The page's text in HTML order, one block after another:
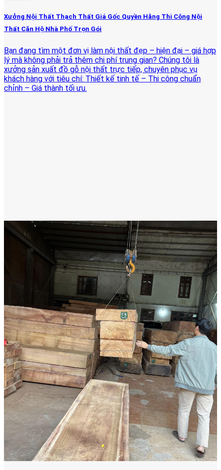
Xưởng Nội Thất Thạch Thất Giá Gốc Quyền Hằng Thi Công Nội
Thất Căn Hộ Nhà Phố Trọn Gói
Bạn đang tìm một đơn vị làm nội thất đẹp – hiện đại – giá hợp
lý mà không phải trả thêm chi phí trung gian? Chúng tôi là
xưởng sản xuất đồ gỗ nội thất trực tiếp, chuyên phục vụ
khách hàng với tiêu chí: Thiết kế tinh tế – Thi công chuẩn
chỉnh – Giá thành tối ưu.